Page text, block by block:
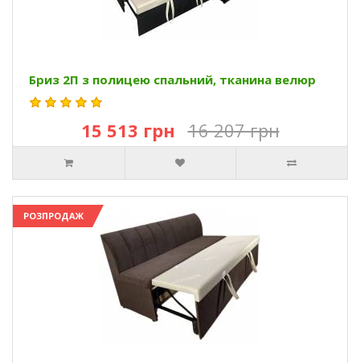
Бриз 2П з полицею спальний, тканина велюр
15 513 грн 16 207 грн
РОЗПРОДАЖ